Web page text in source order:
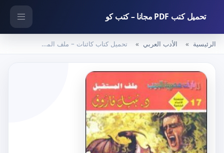
تحميل كتب PDF مجانا – كتب كو
الرئيسية الأدب العربي تحميل كتاب كائنات – ملف المستقبل PDF تأليف نبيل فاروق مجانا [كامل]